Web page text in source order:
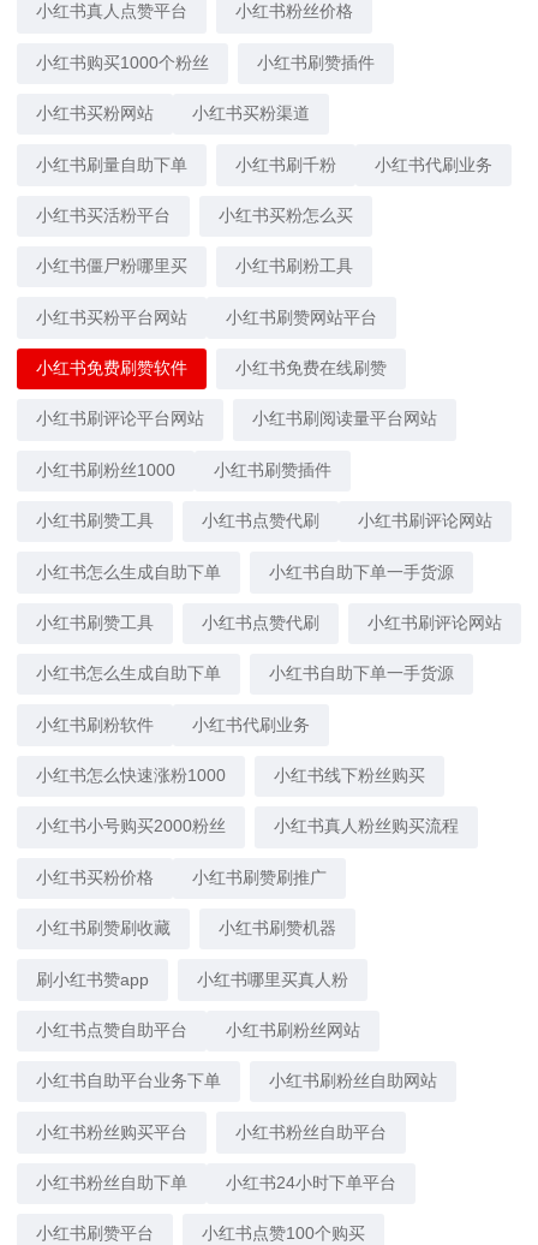
小红书真人点赞平台 小红书粉丝价格
小红书购买1000个粉丝 小红书刷赞插件
小红书买粉网站 小红书买粉渠道
小红书刷量自助下单 小红书刷千粉 小红书代刷业务
小红书买活粉平台 小红书买粉怎么买
小红书僵尸粉哪里买 小红书刷粉工具
小红书买粉平台网站 小红书刷赞网站平台
小红书免费刷赞软件 小红书免费在线刷赞
小红书刷评论平台网站 小红书刷阅读量平台网站
小红书刷粉丝1000 小红书刷赞插件
小红书刷赞工具 小红书点赞代刷 小红书刷评论网站
小红书怎么生成自助下单 小红书自助下单一手货源
小红书刷赞工具 小红书点赞代刷 小红书刷评论网站
小红书怎么生成自助下单 小红书自助下单一手货源
小红书刷粉软件 小红书代刷业务
小红书怎么快速涨粉1000 小红书线下粉丝购买
小红书小号购买2000粉丝 小红书真人粉丝购买流程
小红书买粉价格 小红书刷赞刷推广
小红书刷赞刷收藏 小红书刷赞机器
刷小红书赞app 小红书哪里买真人粉
小红书点赞自助平台 小红书刷粉丝网站
小红书自助平台业务下单 小红书刷粉丝自助网站
小红书粉丝购买平台 小红书粉丝自助平台
小红书粉丝自助下单 小红书24小时下单平台
小红书刷赞平台 小红书点赞100个购买